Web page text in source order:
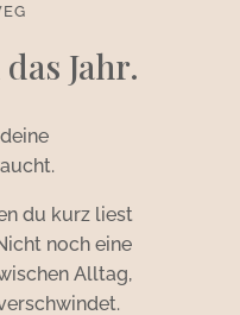
Jahr.
du kurz liest
noch eine
Alltag,